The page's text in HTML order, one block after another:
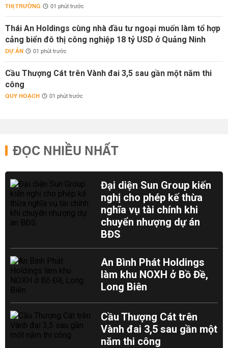
THỊ TRƯỜNG 01 phút trước
Thái An Holdings cùng nhà đầu tư ngoại muốn làm tổ hợp
cảng biển đô thị công nghiệp 18 tỷ USD ở Quảng Ninh
DỰ ÁN 01 phút trước
Cầu Thượng Cát trên Vành đai 3,5 sau gần một năm thi
công
QUY HOẠCH 01 phút trước
ĐỌC NHIỀU NHẤT
Đại diện Sun Group kiến
nghị cho phép kế thừa
nghĩa vụ tài chính khi
chuyển nhượng dự án
BĐS
An Bình Phát Holdings
làm khu NOXH ở Bồ Đề,
Long Biên
Cầu Thượng Cát trên
Vành đai 3,5 sau gần một
năm thi công